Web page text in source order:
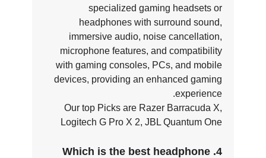
specialized gaming headsets or
headphones with surround sound,
immersive audio, noise cancellation,
microphone features, and compatibility
with gaming consoles, PCs, and mobile
devices, providing an enhanced gaming
experience.
Our top Picks are Razer Barracuda X,
Logitech G Pro X 2, JBL Quantum One
4. Which is the best headphone